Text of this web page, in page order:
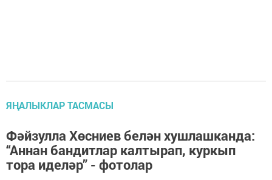
ЯҢАЛЫКЛАР ТАСМАСЫ
Фәйзулла Хөсниев белән хушлашканда:
“Аннан бандитлар калтырап, куркып
тора иделәр” - фотолар